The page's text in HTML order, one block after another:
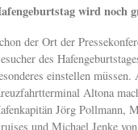
wird noch
der Ort der
des
einstellen
Altona
Jörg Pollmann,
und Michael Jenke